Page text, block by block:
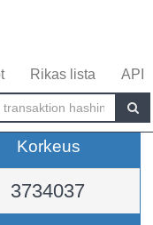
Rikas lista API
Korkeus
3734037